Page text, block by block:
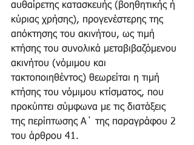
αυθαίρετης κατασκευής (βοηθητικής ή
κύριας χρήσης), προγενέστερης της
απόκτησης του ακινήτου, ως τιμή
κτήσης του συνολικά μεταβιβαζόμενου
ακινήτου (νόμιμου και
τακτοποιηθέντος) θεωρείται η τιμή
κτήσης του νόμιμου κτίσματος, που
προκύπτει σύμφωνα με τις διατάξεις
της περίπτωσης Α΄ της παραγράφου 2
του άρθρου 41.